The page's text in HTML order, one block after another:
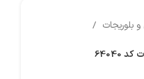
بلوریجات